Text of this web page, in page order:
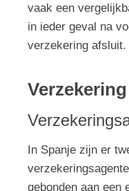
vaak een
in ieder geval na
verzekering afsluit.
In Spanje zijn er
gebonden aan een